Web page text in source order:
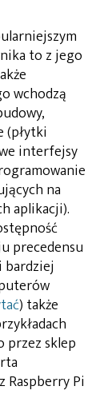
to z jego
wchodzą
(płytki
interfejsy
na
aplikacji).
precedensu
bardziej
) także
przez sklep
Raspberry Pi